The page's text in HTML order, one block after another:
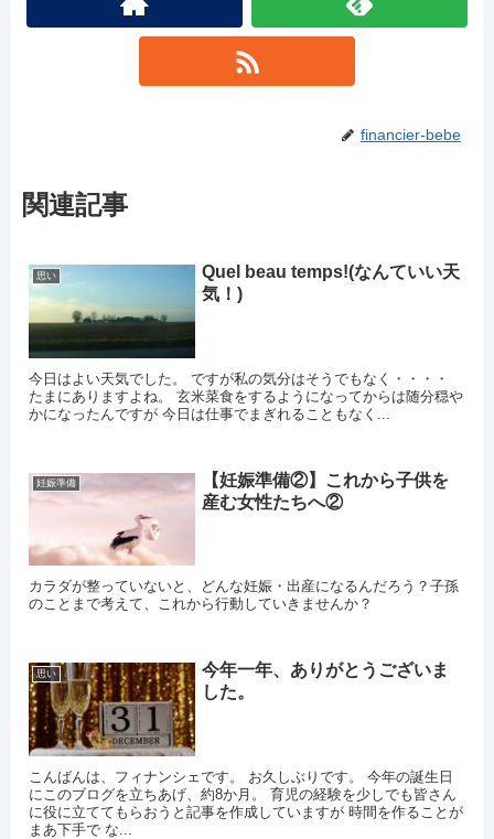
financier-bebe
関連記事
思い
Quel beau temps!(なんていい天
気！)
今日はよい天気でした。 ですが私の気分はそうでもなく・・・・
たまにありますよね。 玄米菜食をするようになってからは随分穏や
かになったんですが 今日は仕事でまぎれることもなく...
妊娠準備
【妊娠準備②】これから子供を
産む女性たちへ②
カラダが整っていないと、どんな妊娠・出産になるんだろう？子孫
のことまで考えて、これから行動していきませんか？
思い
今年一年、ありがとうございま
した。
こんばんは、フィナンシェです。 お久しぶりです。 今年の誕生日
にこのブログを立ちあげ、約8か月。 育児の経験を少しでも皆さん
に役に立ててもらおうと記事を作成していますが 時間を作ることが
まあ下手で な...